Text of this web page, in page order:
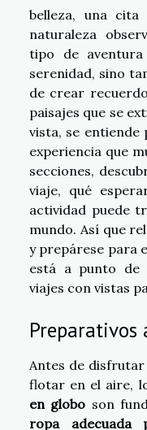
belleza, una
naturaleza
tipo de
serenidad, sino
de crear
paisajes que se
vista, se entiende
experiencia que
secciones,
viaje, qué
actividad puede
mundo. Así que
y prepárese para
está a punto de
viajes con vistas
Preparativos
Antes de disfrutar
flotar en el aire,
en globo son
ropa adecuada